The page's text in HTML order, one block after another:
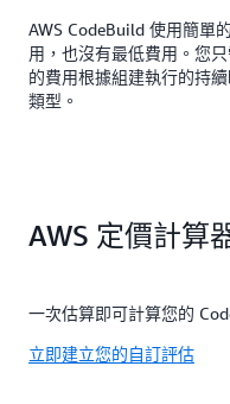
AWS CodeBuild 使用簡單
用，也沒有最低費用。您
的費用根據組建執行的持
類型。
AWS 定價計算
一次估算即可計算您的
立即建立您的自訂評估